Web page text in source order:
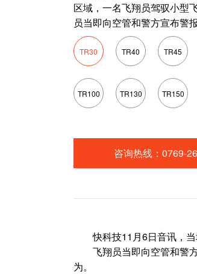
区域，一名飞翔员驾驭小型
员当即向空管和警方宣布警
TR30 TR40 TR45
TR100 TR130 TR150
咨询热线：0769-
快科技11月6日音讯，当
飞翔员当即向空管和警方
为。